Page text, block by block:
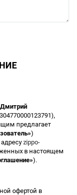
предлагает
)
zippo-
в настоящем
).
офертой в